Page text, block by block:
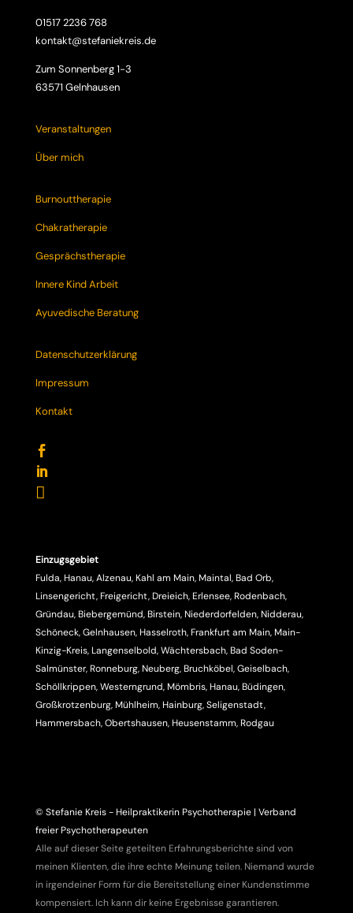
01517 2236 768
kontakt@stefaniekreis.de
Zum Sonnenberg 1-3
63571 Gelnhausen
Veranstaltungen
Über mich
Burnouttherapie
Chakratherapie
Gesprächstherapie
Innere Kind Arbeit
Ayuvedische Beratung
Datenschutzerklärung
Impressum
Kontakt



Einzugsgebiet
Fulda, Hanau, Alzenau, Kahl am Main, Maintal, Bad Orb,
Linsengericht, Freigericht, Dreieich, Erlensee, Rodenbach,
Gründau, Biebergemünd, Birstein, Niederdorfelden, Nidderau,
Schöneck, Gelnhausen, Hasselroth, Frankfurt am Main, Main-
Kinzig-Kreis, Langenselbold, Wächtersbach, Bad Soden-
Salmünster, Ronneburg, Neuberg, Bruchköbel, Geiselbach,
Schöllkrippen, Westerngrund, Mömbris, Hanau, Büdingen,
Großkrotzenburg, Mühlheim, Hainburg, Seligenstadt,
Hammersbach, Obertshausen, Heusenstamm, Rodgau
© Stefanie Kreis - Heilpraktikerin Psychotherapie | Verband
freier Psychotherapeuten
Alle auf dieser Seite geteilten Erfahrungsberichte sind von
meinen Klienten, die ihre echte Meinung teilen. Niemand wurde
in irgendeiner Form für die Bereitstellung einer Kundenstimme
kompensiert. Ich kann dir keine Ergebnisse garantieren.